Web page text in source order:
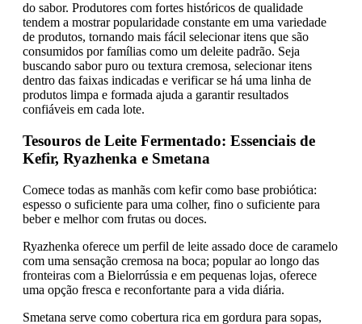
do sabor. Produtores com fortes históricos de qualidade
tendem a mostrar popularidade constante em uma variedade
de produtos, tornando mais fácil selecionar itens que são
consumidos por famílias como um deleite padrão. Seja
buscando sabor puro ou textura cremosa, selecionar itens
dentro das faixas indicadas e verificar se há uma linha de
produtos limpa e formada ajuda a garantir resultados
confiáveis em cada lote.
Tesouros de Leite Fermentado: Essenciais de
Kefir, Ryazhenka e Smetana
Comece todas as manhãs com kefir como base probiótica:
espesso o suficiente para uma colher, fino o suficiente para
beber e melhor com frutas ou doces.
Ryazhenka oferece um perfil de leite assado doce de caramelo
com uma sensação cremosa na boca; popular ao longo das
fronteiras com a Bielorrússia e em pequenas lojas, oferece
uma opção fresca e reconfortante para a vida diária.
Smetana serve como cobertura rica em gordura para sopas,